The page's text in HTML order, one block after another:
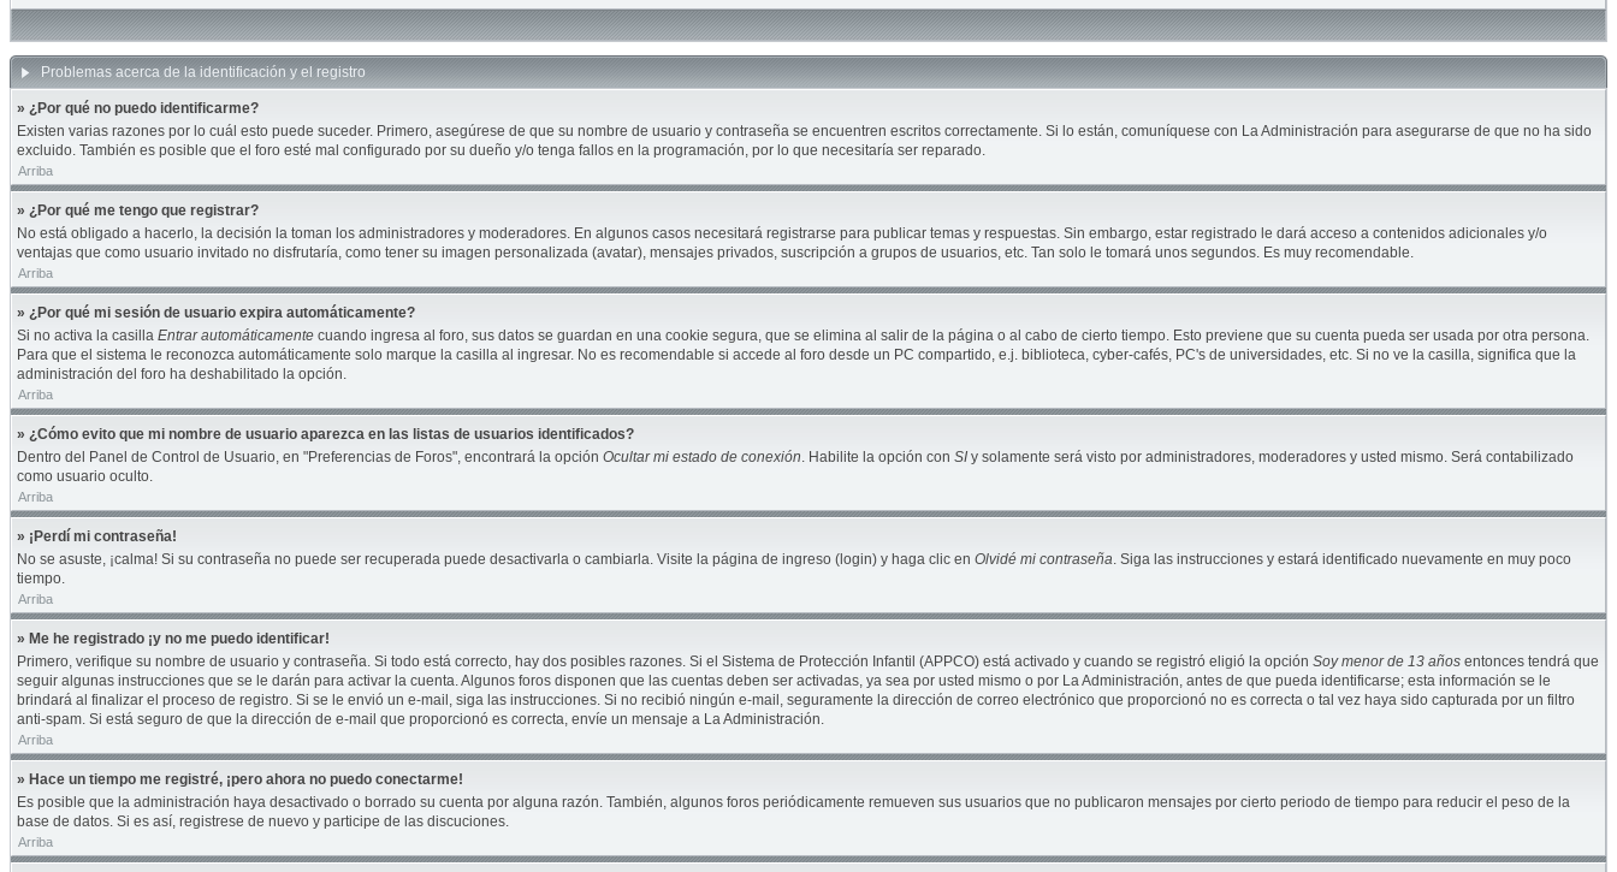
Problemas acerca de la identificación y el registro
» ¿Por qué no puedo identificarme?
Existen varias razones por lo cuál esto puede suceder. Primero, asegúrese de que su nombre de usuario y contraseña se encuentren escritos correctamente. Si lo están, comuníquese con La Administración para asegurarse de que no ha sido
excluido. También es posible que el foro esté mal configurado por su dueño y/o tenga fallos en la programación, por lo que necesitaría ser reparado.
Arriba
» ¿Por qué me tengo que registrar?
No está obligado a hacerlo, la decisión la toman los administradores y moderadores. En algunos casos necesitará registrarse para publicar temas y respuestas. Sin embargo, estar registrado le dará acceso a contenidos adicionales y/o
ventajas que como usuario invitado no disfrutaría, como tener su imagen personalizada (avatar), mensajes privados, suscripción a grupos de usuarios, etc. Tan solo le tomará unos segundos. Es muy recomendable.
Arriba
» ¿Por qué mi sesión de usuario expira automáticamente?
Si no activa la casilla Entrar automáticamente cuando ingresa al foro, sus datos se guardan en una cookie segura, que se elimina al salir de la página o al cabo de cierto tiempo. Esto previene que su cuenta pueda ser usada por otra persona.
Para que el sistema le reconozca automáticamente solo marque la casilla al ingresar. No es recomendable si accede al foro desde un PC compartido, e.j. biblioteca, cyber-cafés, PC's de universidades, etc. Si no ve la casilla, significa que la
administración del foro ha deshabilitado la opción.
Arriba
» ¿Cómo evito que mi nombre de usuario aparezca en las listas de usuarios identificados?
Dentro del Panel de Control de Usuario, en "Preferencias de Foros", encontrará la opción Ocultar mi estado de conexión. Habilite la opción con SI y solamente será visto por administradores, moderadores y usted mismo. Será contabilizado
como usuario oculto.
Arriba
» ¡Perdí mi contraseña!
No se asuste, ¡calma! Si su contraseña no puede ser recuperada puede desactivarla o cambiarla. Visite la página de ingreso (login) y haga clic en Olvidé mi contraseña. Siga las instrucciones y estará identificado nuevamente en muy poco
tiempo.
Arriba
» Me he registrado ¡y no me puedo identificar!
Primero, verifique su nombre de usuario y contraseña. Si todo está correcto, hay dos posibles razones. Si el Sistema de Protección Infantil (APPCO) está activado y cuando se registró eligió la opción Soy menor de 13 años entonces tendrá que
seguir algunas instrucciones que se le darán para activar la cuenta. Algunos foros disponen que las cuentas deben ser activadas, ya sea por usted mismo o por La Administración, antes de que pueda identificarse; esta información se le
brindará al finalizar el proceso de registro. Si se le envió un e-mail, siga las instrucciones. Si no recibió ningún e-mail, seguramente la dirección de correo electrónico que proporcionó no es correcta o tal vez haya sido capturada por un filtro
anti-spam. Si está seguro de que la dirección de e-mail que proporcionó es correcta, envíe un mensaje a La Administración.
Arriba
» Hace un tiempo me registré, ¡pero ahora no puedo conectarme!
Es posible que la administración haya desactivado o borrado su cuenta por alguna razón. También, algunos foros periódicamente remueven sus usuarios que no publicaron mensajes por cierto periodo de tiempo para reducir el peso de la
base de datos. Si es así, registrese de nuevo y participe de las discuciones.
Arriba